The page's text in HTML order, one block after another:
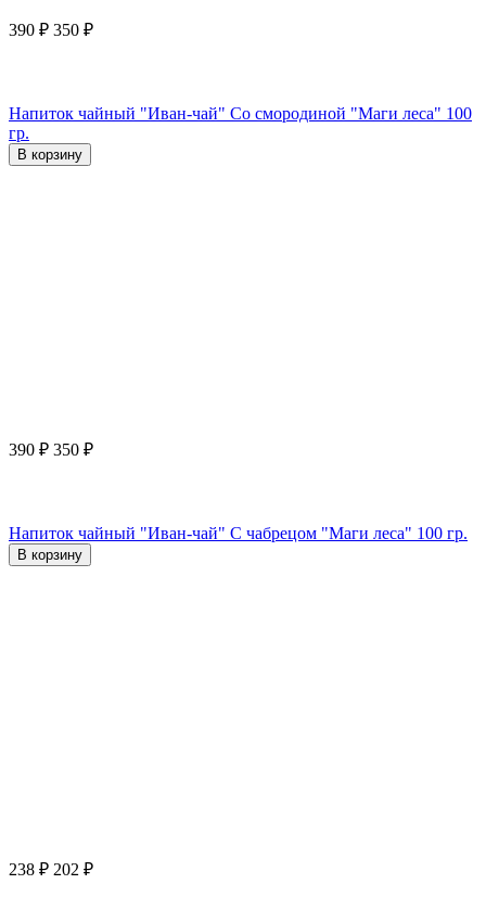
390 ₽ 350 ₽
Напиток чайный "Иван-чай" Со смородиной "Маги леса" 100
гр.
В корзину
390 ₽ 350 ₽
Напиток чайный "Иван-чай" С чабрецом "Маги леса" 100 гр.
В корзину
238 ₽ 202 ₽